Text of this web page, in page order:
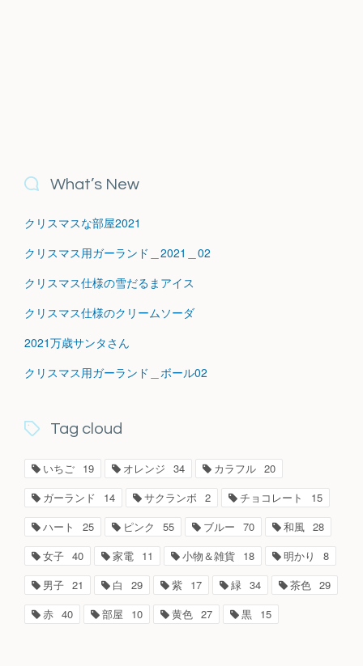
What’s New
クリスマスな部屋2021
クリスマス用ガーランド＿2021＿02
クリスマス仕様の雪だるまアイス
クリスマス仕様のクリームソーダ
2021万歳サンタさん
クリスマス用ガーランド＿ボール02
Tag cloud
いちご 19 オレンジ 34 カラフル 20
ガーランド
14 サクランボ 2 チョコレート
15
ハート
25 ピンク 55 ブルー 70 和風 28
女子 40 家電 11 小物＆雑貨 18 明かり
8
男子 21 白 29 紫 17 緑 34 茶色 29
赤 40 部屋 10 黄色 27 黒 15